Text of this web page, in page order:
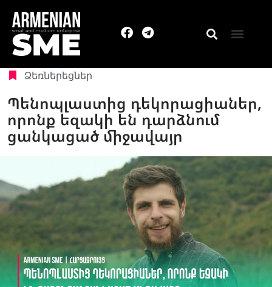
Ձեռներեցներ
Պենոպլաստից դեկորացիաներ,
որոնք եզակի են դարձնում
ցանկացած միջավայր